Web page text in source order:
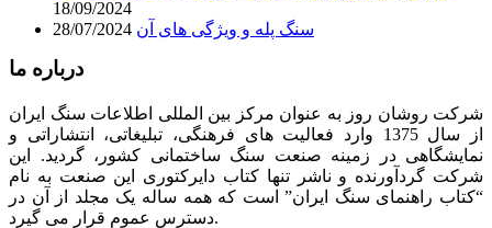
18/09/2024
سنگ پله و ویژگی های آن 28/07/2024
درباره ما
شرکت روشان روز به عنوان مرکز بین المللی اطلاعات سنگ ایران
از سال 1375 وارد فعالیت های فرهنگی، تبلیغاتی، انتشاراتی و
نمایشگاهی در زمینه صنعت سنگ ساختمانی کشور، گردید. این
شرکت گردآورنده و ناشر تنها کتاب دایرکتوری این صنعت به نام
“کتاب راهنمای سنگ ایران” است که همه ساله یک مجلد از آن در
دسترس عموم قرار می گیرد.